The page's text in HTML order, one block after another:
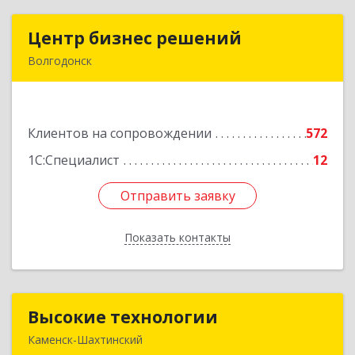
Центр бизнес решений
Волгодонск
Клиентов на сопровождении
572
1С:Специалист
12
Отправить заявку
Показать контакты
Центр бизнес решений
Подробнее
Отправить заявку
Назад
Высокие технологии
Каменск-Шахтинский
Высокие технологии